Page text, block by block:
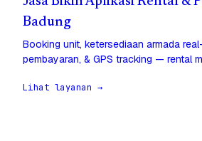
Badung
Booking unit, ketersediaan armada
pembayaran, & GPS tracking — rental
Lihat layanan →